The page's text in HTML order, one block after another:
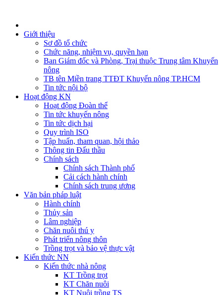
Giới thiệu
Sơ đồ tổ chức
Chức năng, nhiệm vụ, quyền hạn
Ban Giám đốc và Phòng, Trại thuộc Trung tâm Khuyến
nông
TB tên Miền trang TTĐT Khuyến nông TP.HCM
Tin tức nội bộ
Hoạt động KN
Hoạt động Đoàn thể
Tin tức khuyến nông
Tin tức dịch hại
Quy trình ISO
Tập huấn, tham quan, hội thảo
Thông tin Đấu thầu
Chính sách
Chính sách Thành phố
Cải cách hành chính
Chính sách trung ương
Văn bản pháp luật
Hành chính
Thủy sản
Lâm nghiệp
Chăn nuôi thú y
Phát triển nông thôn
Trồng trọt và bảo vệ thực vật
Kiến thức NN
Kiến thức nhà nông
KT Trồng trọt
KT Chăn nuôi
KT Nuôi trồng TS